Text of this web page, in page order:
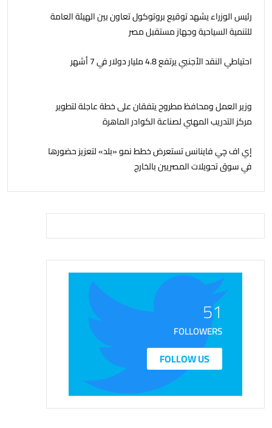
رئيس الوزراء يشهد توقيع بروتوكول تعاون بين الهيئة العامة
للتنمية السياحية وجهاز مستقبل مصر
احتياطي النقد الأجنبي يرتفع 4.8 مليار دولار في 7 أشهر
وزير العمل ومحافظ مطروح يتفقان على خطة عاجلة لتطوير
مركز التدريب المهني لصناعة الكوادر الماهرة
إي اف چي فاينانس تستعرض خطط نمو «بلد» لتعزيز حضورها
في سوق تحويلات المصريين بالخارج
51
FOLLOWERS
FOLLOW US